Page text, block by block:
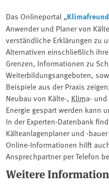
Das Onlineportal „
Anwender und Planer von
verständliche Erklärungen zu
Alternativen einschließlich
Grenzen, Informationen zu
Weiterbildungsangeboten,
Beispiele aus der Praxis
Neubau von Kälte-, Klima- und
Energie gespart werden kann
In der Experten-Datenbank
Kälteanlagenplaner und -
Online-Informationen hilft
Ansprechpartner per Telefon
Weitere